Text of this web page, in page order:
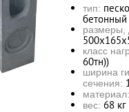
тип:
бетонный
класс
60тн))
ширина
сечения:
материал:
вес: 68 кг